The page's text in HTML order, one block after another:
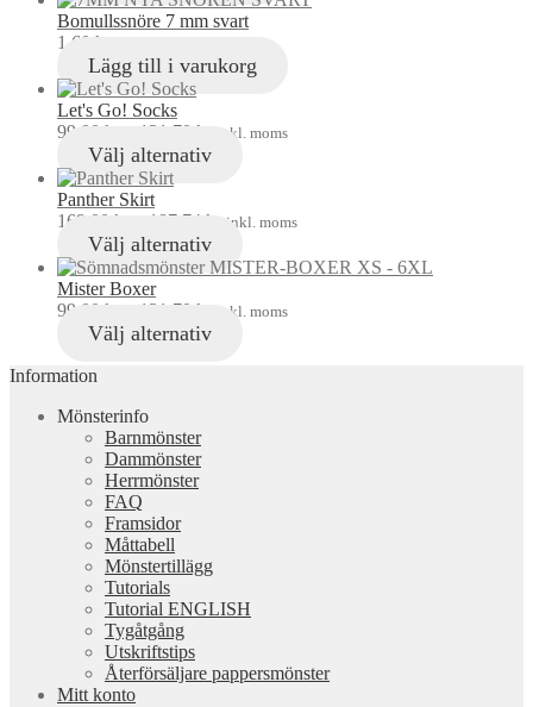
Bomullssnöre 7 mm svart
1,60 kr
Lägg till i varukorg
Let's Go! Socks
99,00 kr 121,70 kr inkl. moms
Välj alternativ
Panther Skirt
169,00 kr 187,74 kr inkl. moms
Välj alternativ
Mister Boxer
99,00 kr 121,70 kr inkl. moms
Välj alternativ
Information
Mönsterinfo
Barnmönster
Dammönster
Herrmönster
FAQ
Framsidor
Måttabell
Mönstertillägg
Tutorials
Tutorial ENGLISH
Tygåtgång
Utskriftstips
Återförsäljare pappersmönster
Mitt konto